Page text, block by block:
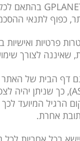
בהתאם
כפוף לתנאי
פרטיות
שאיננה לצורך
דף הבית של האתר
), כך שניתן יהיה
הרגיל המיועד
אחרת.